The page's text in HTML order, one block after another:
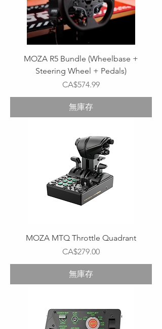
MOZA R5 Bundle (Wheelbase +
Steering Wheel + Pedals)
價格
CA$574.99
無庫存
MOZA MTQ Throttle Quadrant
價格
CA$279.00
無庫存